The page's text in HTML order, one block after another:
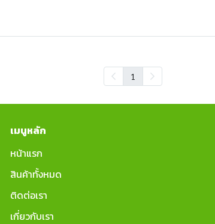
1
เมนูหลัก
หน้าแรก
สินค้าทั้งหมด
ติดต่อเรา
เกี่ยวกับเรา